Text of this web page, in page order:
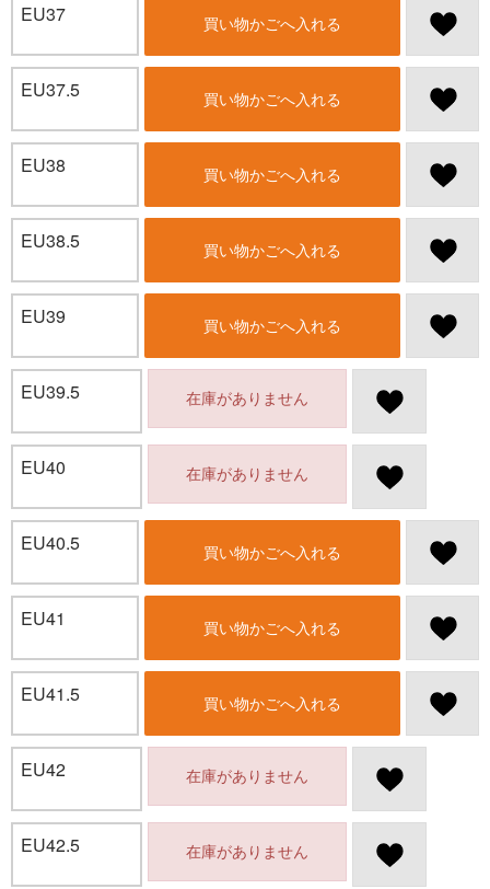
EU37 買い物かごへ入れる
EU37.5 買い物かごへ入れる
EU38 買い物かごへ入れる
EU38.5 買い物かごへ入れる
EU39 買い物かごへ入れる
EU39.5 在庫がありません
EU40 在庫がありません
EU40.5 買い物かごへ入れる
EU41 買い物かごへ入れる
EU41.5 買い物かごへ入れる
EU42 在庫がありません
EU42.5 在庫がありません